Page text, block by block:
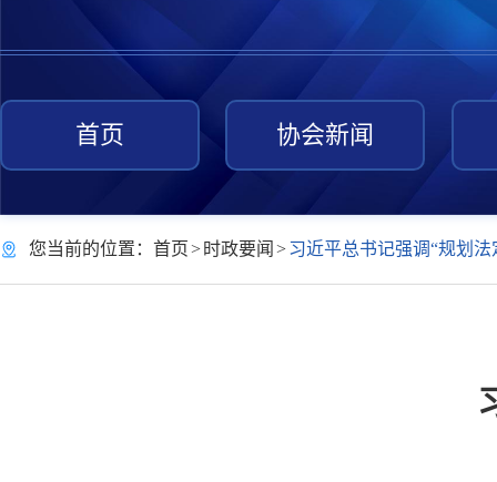
首页 协会新闻
您当前的位置： 首页> 时政要闻 >习近平总书记强调“规划法